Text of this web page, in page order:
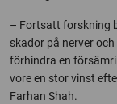
– Fortsatt forskning
skador på nerver
förhindra en
vore en stor vinst
Farhan Shah.